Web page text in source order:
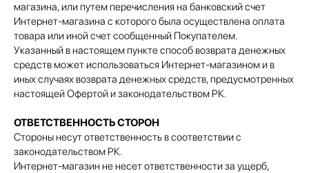
магазина, или путем перечисления на банковский счет
Интернет-магазина с которого была осуществлена оплата
товара или иной счет сообщенный Покупателем.
Указанный в настоящем пункте способ возврата денежных
средств может использоваться Интернет-магазином и в
иных случаях возврата денежных средств, предусмотренных
настоящей Офертой и законодательством РК.
ОТВЕТСТВЕННОСТЬ СТОРОН
Стороны несут ответственность в соответствии с
законодательством РК.
Интернет-магазин не несет ответственности за ущерб,